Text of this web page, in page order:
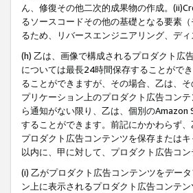
ん、修復その他二次的成果物の作成。
るソースコードその他の基礎となる要素
るため、リバースエンジニアリング、デ
(h) 乙は、画像で構成されるプロダクト広
については最長24時間保存することがで
ることができますが、その場合、乙は、
プリケーション上のプロダクト広告コン
ら通知がない限り、乙は、個別の
することができます。前記にかかわらず
プロダクト広告コンテンツを保存または
以内に、甲に対して、プロダクト広告コ
(i) 乙がプロダクト広告コンテンツをデー
ン上に表示されるプロダクト広告コンテ